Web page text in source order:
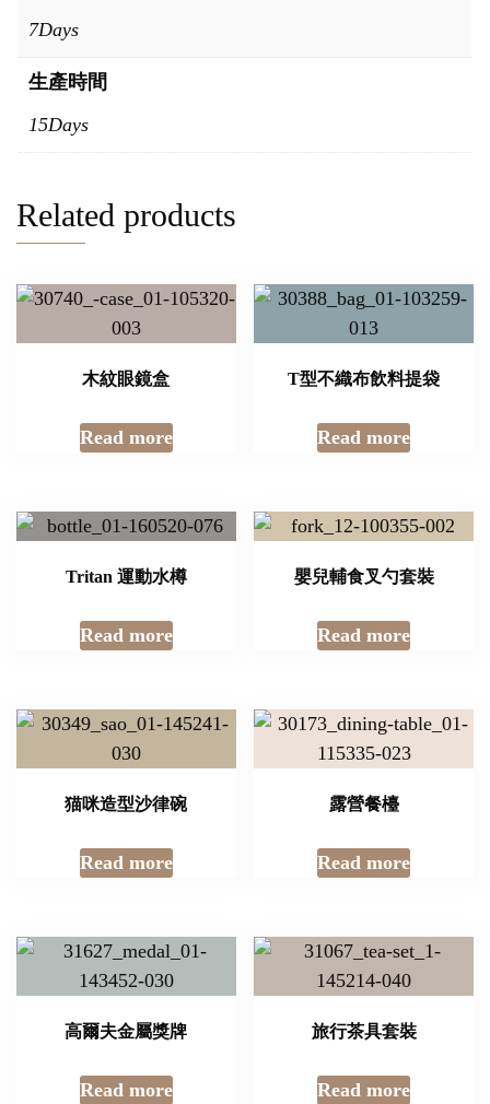
7Days
生產時間
15Days
Related products
木紋眼鏡盒
Read more
T型不織布飲料提袋
Read more
Tritan 運動水樽
Read more
嬰兒輔食叉勺套裝
Read more
猫咪造型沙律碗
Read more
露營餐檯
Read more
高爾夫金屬獎牌
Read more
旅行茶具套裝
Read more